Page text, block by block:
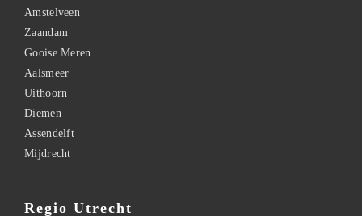
Amstelveen
Zaandam
Gooise Meren
Aalsmeer
Uithoorn
Diemen
Assendelft
Mijdrecht
Regio Utrecht